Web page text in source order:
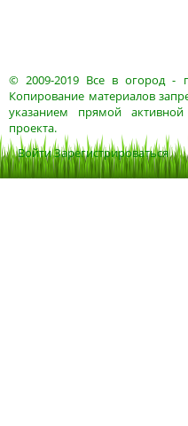
© 2009-2019 Все в огород-
Копирование материалов
указанием прямой
проекта.
ВойтиЗарегистрироваться